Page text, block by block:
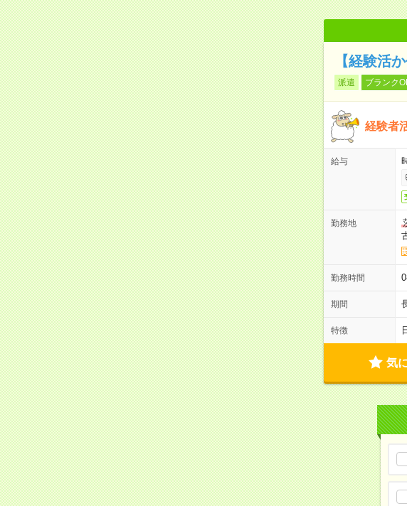
【経験活
派遣 ブランク
経験者
給与
勤務地
勤務時間
期間
特徴
気